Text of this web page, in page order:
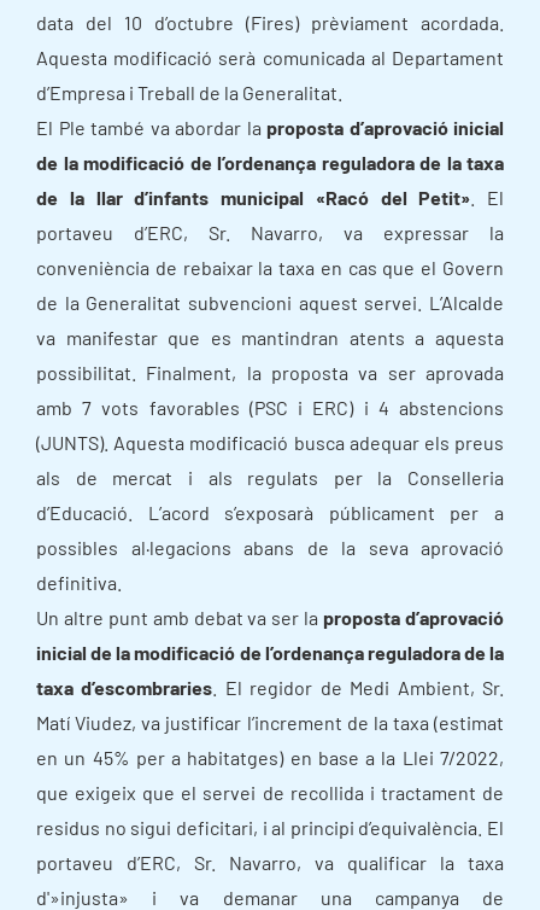
data del 10 d’octubre (Fires) prèviament acordada.
Aquesta modificació serà comunicada al Departament
d’Empresa i Treball de la Generalitat.
El Ple també va abordar la proposta d’aprovació inicial
de la modificació de l’ordenança reguladora de la taxa
de la llar d’infants municipal «Racó del Petit» . El
portaveu d’ERC, Sr. Navarro, va expressar la
conveniència de rebaixar la taxa en cas que el Govern
de la Generalitat subvencioni aquest servei. L’Alcalde
va manifestar que es mantindran atents a aquesta
possibilitat. Finalment, la proposta va ser aprovada
amb 7 vots favorables (PSC i ERC) i 4 abstencions
(JUNTS). Aquesta modificació busca adequar els preus
als de mercat i als regulats per la Conselleria
d’Educació. L’acord s’exposarà públicament per a
possibles al·legacions abans de la seva aprovació
definitiva.
Un altre punt amb debat va ser la proposta d’aprovació
inicial de la modificació de l’ordenança reguladora de la
taxa d’escombraries . El regidor de Medi Ambient, Sr.
Matí Viudez, va justificar l’increment de la taxa (estimat
en un 45% per a habitatges) en base a la Llei 7/2022,
que exigeix que el servei de recollida i tractament de
residus no sigui deficitari, i al principi d’equivalència. El
portaveu d’ERC, Sr. Navarro, va qualificar la taxa
d'»injusta» i va demanar una campanya de